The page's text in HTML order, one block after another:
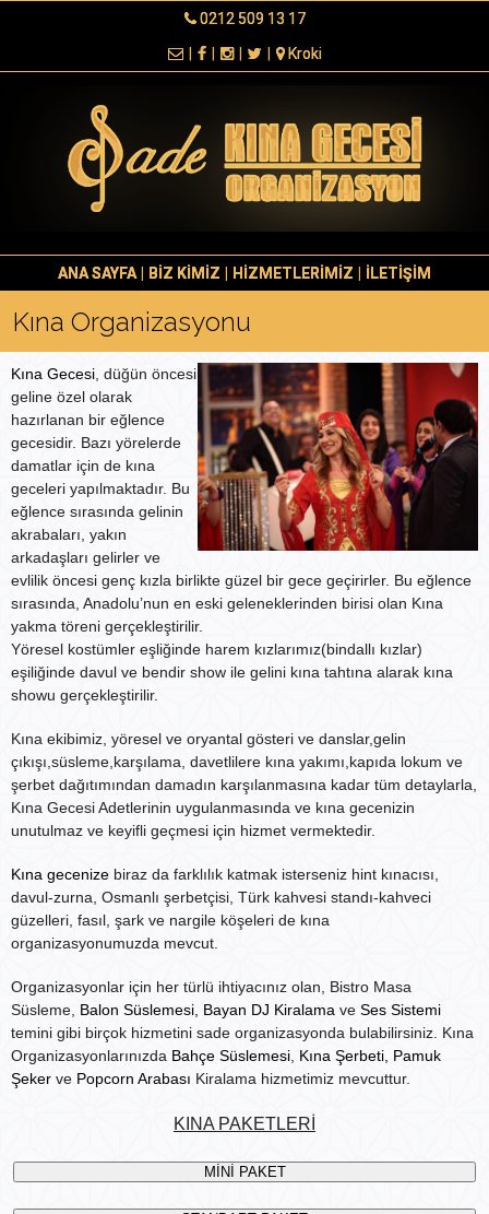
0212 509 13 17
Kroki
ANA SAYFA BİZ KİMİZ HİZMETLERİMİZ İLETİŞİM
Kına Organizasyonu
Kına Gecesi, düğün öncesi
geline özel olarak
hazırlanan bir eğlence
gecesidir. Bazı yörelerde
damatlar için de kına
geceleri yapılmaktadır. Bu
eğlence sırasında gelinin
akrabaları, yakın
arkadaşları gelirler ve
evlilik öncesi genç kızla birlikte güzel bir gece geçirirler. Bu eğlence
sırasında, Anadolu’nun en eski geleneklerinden birisi olan Kına
yakma töreni gerçekleştirilir.
Yöresel kostümler eşliğinde harem kızlarımız(bindallı kızlar)
eşiliğinde davul ve bendir show ile gelini kına tahtına alarak kına
showu gerçekleştirilir.
Kına ekibimiz, yöresel ve oryantal gösteri ve danslar,gelin
çıkışı,süsleme,karşılama, davetlilere kına yakımı,kapıda lokum ve
şerbet dağıtımından damadın karşılanmasına kadar tüm detaylarla,
Kına Gecesi Adetlerinin uygulanmasında ve kına gecenizin
unutulmaz ve keyifli geçmesi için hizmet vermektedir.
Kına gecenize biraz da farklılık katmak isterseniz hint kınacısı,
davul-zurna, Osmanlı şerbetçisi, Türk kahvesi standı-kahveci
güzelleri, fasıl, şark ve nargile köşeleri de kına
organizasyonumuzda mevcut.
Organizasyonlar için her türlü ihtiyacınız olan, Bistro Masa
Süsleme, Balon Süslemesi, Bayan DJ Kiralama ve Ses Sistemi
temini gibi birçok hizmetini sade organizasyonda bulabilirsiniz. Kına
Organizasyonlarınızda Bahçe Süslemesi, Kına Şerbeti, Pamuk
Şeker ve Popcorn Arabası Kiralama hizmetimiz mevcuttur.
KINA PAKETLERİ